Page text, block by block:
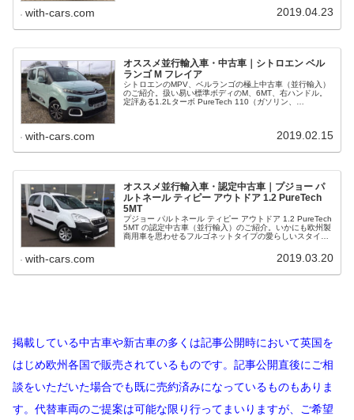
納得できない、人とは違った一台をお求めの方にオスス
with-cars.com 2019.04.23
オススメ並行輸入車・中古車｜シトロエン ベル
ランゴ M フレイア
シトロエンのMPV、ベルランゴの極上中古車（並行輸入）
のご紹介。扱い易い標準ボディのM、6MT、右ハンドル。
定評ある1.2Lターボ PureTech 110（ガソリン、
with-cars.com 2019.02.15
オススメ並行輸入車・認定中古車｜プジョー パ
ルトネール ティピー アウトドア 1.2 PureTech
5MT
プジョー パルトネール ティピー アウトドア 1.2 PureTech
5MT の認定中古車（並行輸入）のご紹介。いかにも欧州製
商用車を思わせるフルゴネットタイプの愛らしいスタイル
ファンがいます。アンチ カングー派の最右翼といえる存
with-cars.com 2019.03.20
掲載している中古車や新古車の多くは記事公開時において英国を
はじめ欧州各国で販売されているものです。記事公開直後にご相
談をいただいた場合でも既に売約済みになっているものもありま
す。代替車両のご提案は可能な限り行ってまいりますが、ご希望